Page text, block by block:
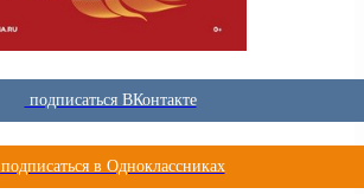
подписаться ВКонтакте
подписаться в Одноклассниках